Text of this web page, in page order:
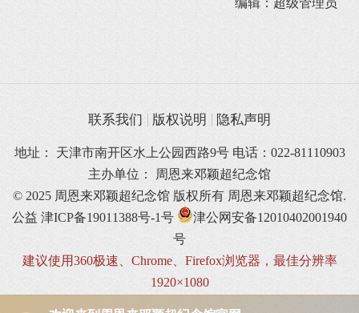
联系我们 版权说明 隐私声明
地址： 天津市南开区水上公园西路9号 电话：022-81110903
主办单位： 周恩来邓颖超纪念馆
© 2025 周恩来邓颖超纪念馆 版权所有 周恩来邓颖超纪念馆.
公益 津ICP备19011388号-1号
津公网安备12010402001940
号
建议使用360极速、Chrome、Firefox浏览器，最佳分辨率
1920×1080